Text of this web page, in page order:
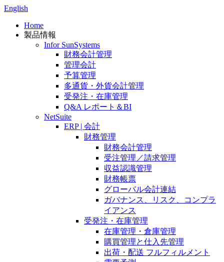
English
Home
製品情報
Infor SunSystems
財務会計管理
管理会計
予算管理
多通貨・外貨会計管理
受発注・在庫管理
Q&A レポート＆BI
NetSuite
ERP | 会計
財務管理
財務会計管理
受注管理／請求管理
収益認識管理
財務帳票
グローバル会計連結
ガバナンス、リスク、コンプラ
イアンス
受発注・在庫管理
在庫管理・倉庫管理
購買管理と仕入先管理
出荷・配送 フルフィルメント